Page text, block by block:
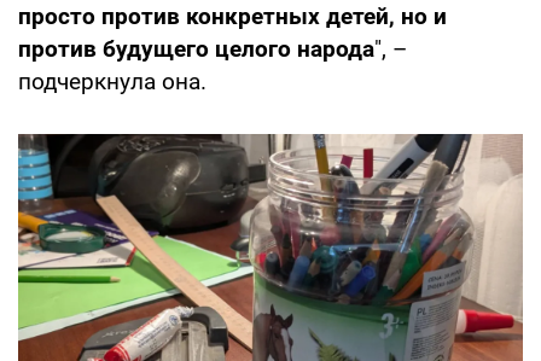
просто против конкретных детей, но и
против будущего целого народа", –
подчеркнула она.